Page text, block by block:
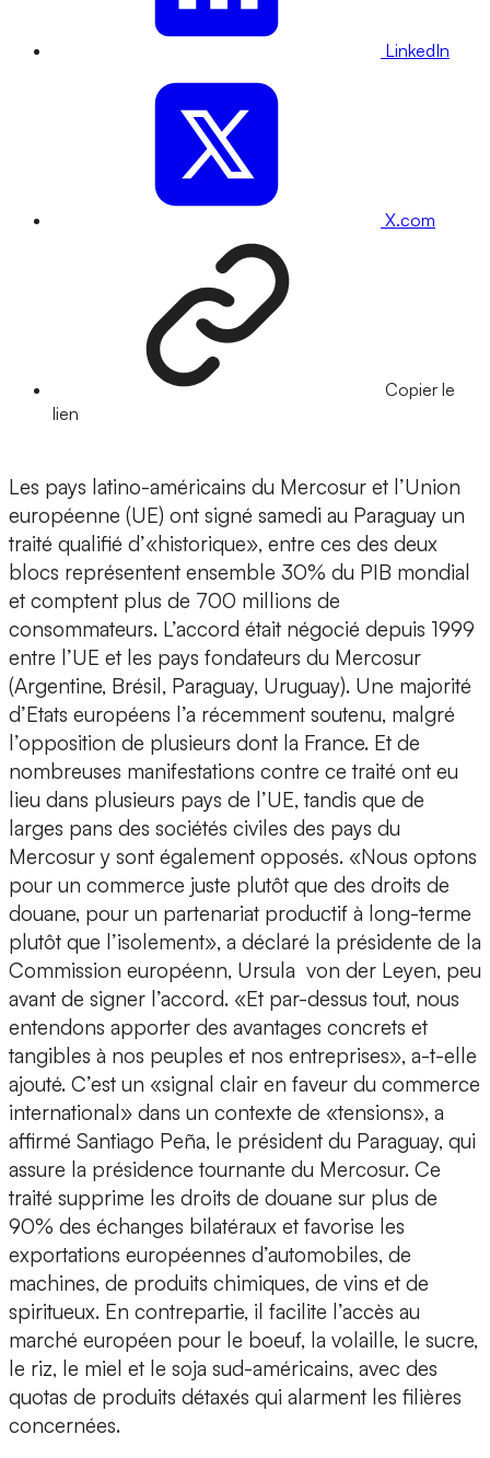
LinkedIn
X.com
Copier le
lien
Les pays latino-américains du Mercosur et l’Union
européenne (UE) ont signé samedi au Paraguay un
traité qualifié d’«historique», entre ces des deux
blocs représentent ensemble 30% du PIB mondial
et comptent plus de 700 millions de
consommateurs. L’accord était négocié depuis 1999
entre l’UE et les pays fondateurs du Mercosur
(Argentine, Brésil, Paraguay, Uruguay). Une majorité
d’Etats européens l’a récemment soutenu, malgré
l’opposition de plusieurs dont la France. Et de
nombreuses manifestations contre ce traité ont eu
lieu dans plusieurs pays de l’UE, tandis que de
larges pans des sociétés civiles des pays du
Mercosur y sont également opposés. «Nous optons
pour un commerce juste plutôt que des droits de
douane, pour un partenariat productif à long-terme
plutôt que l’isolement», a déclaré la présidente de la
Commission européenn, Ursula von der Leyen, peu
avant de signer l’accord. «Et par-dessus tout, nous
entendons apporter des avantages concrets et
tangibles à nos peuples et nos entreprises», a-t-elle
ajouté. C’est un «signal clair en faveur du commerce
international» dans un contexte de «tensions», a
affirmé Santiago Peña, le président du Paraguay, qui
assure la présidence tournante du Mercosur. Ce
traité supprime les droits de douane sur plus de
90% des échanges bilatéraux et favorise les
exportations européennes d’automobiles, de
machines, de produits chimiques, de vins et de
spiritueux. En contrepartie, il facilite l’accès au
marché européen pour le boeuf, la volaille, le sucre,
le riz, le miel et le soja sud-américains, avec des
quotas de produits détaxés qui alarment les filières
concernées.